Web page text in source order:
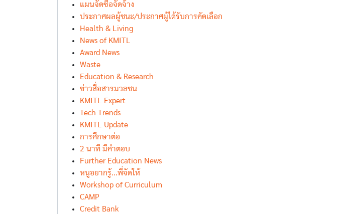
แผนจัดซื้อจัดจ้าง
ประกาศผลผู้ชนะ/ประกาศผู้ได้รับการคัดเลือก
Health & Living
News of KMITL
Award News
Waste
Education & Research
ข่าวสื่อสารมวลชน
KMITL Expert
Tech Trends
KMITL Update
การศึกษาต่อ
2 นาที มีคำตอบ
Further Education News
หนูอยากรู้...พี่จัดให้
Workshop of Curriculum
CAMP
Credit Bank